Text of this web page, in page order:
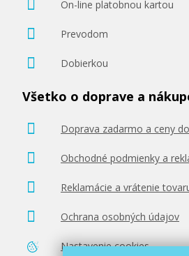
On-line platobnou kartou
Prevodom
Dobierkou
Všetko o doprave a
Doprava zadarmo a ceny
Obchodné podmienky a
Reklamácie a vrátenie
Ochrana osobných údajov
Nastavenie cookies